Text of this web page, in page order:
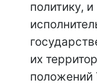
политику,
их
положений